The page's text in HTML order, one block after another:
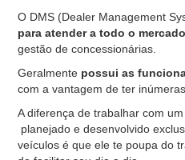
O DMS (Dealer Management
para atender a todo o
gestão de concessionárias.
Geralmente possui as
com a vantagem de ter
A diferença de trabalhar com
planejado e desenvolvido
veículos é que ele te poupa do